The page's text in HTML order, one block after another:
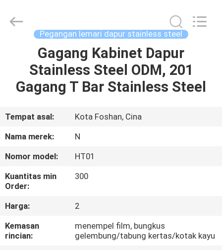
RUMAH
PRODUK
TENTANG
KAMI
TUR
PABRIK
KONTROL
KUALITAS
supplier.
Copyright
Pegangan lemari dapur stainless steel
Gagang Kabinet Dapur
Stainless Steel ODM, 201
Gagang T Bar Stainless Steel
Tempat asal:
Kota Foshan, Cina
Nama merek:
N
Nomor model:
HT01
Kuantitas min
Order:
300
Harga:
2
Kemasan
rincian:
menempel film, bungkus
gelembung/tabung kertas/kotak kayu